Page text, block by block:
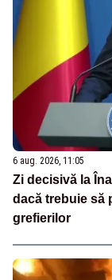
6 aug. 2026, 11:05
Zi decisivă la
dacă trebuie să
grefierilor